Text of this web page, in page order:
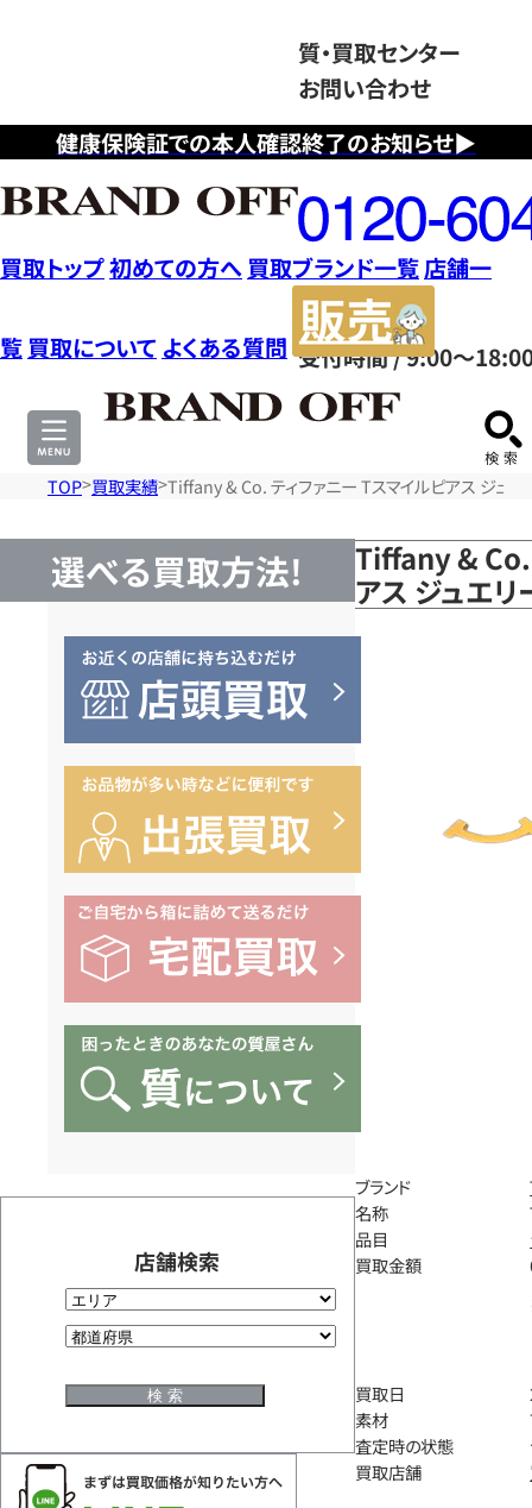
健康保険証での本人確認終了のお知らせ▶
質・買取センター
お問い合わせ
フ
リ
ー
ダ
イ
ヤ
ル
0120604117
受付時間 / 9:00～
買取トップ初めての方へ 買取ブランド一覧店舗一
覧 買取について よくある質問
サ
TOP 買取実績 Tiffany & Co. ティファニー Tスマイルピアス ジュ
選べる買取方法!
店舗検索
Tiffany & Co.
アス ジュエ
ブランド
名称
品目
買取金額
買取日
素材
査定時の状態
買取店舗